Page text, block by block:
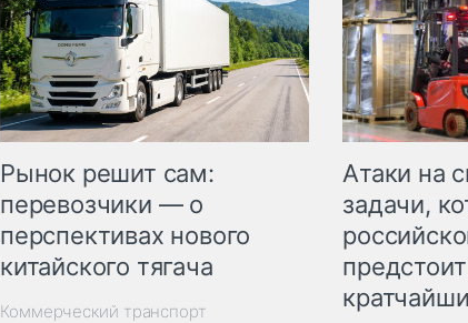
Рынок решит сам:
перевозчики — о
перспективах нового
китайского тягача
Коммерческий транспорт
Атаки на
задачи,